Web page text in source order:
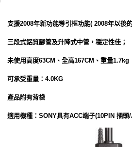
支援2008年新功能導引框功能( 2008年以後
三段式鋁質腳管及升降式中管，穩定性佳；
未使用高度63CM、全高167CM、重量1.7kg
可承受重量 ：4.0KG
產品附有背袋
適用機種：SONY具有ACC端子(10PIN 插頭